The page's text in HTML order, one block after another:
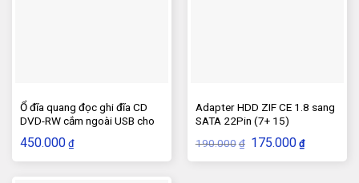
Ổ đĩa quang đọc ghi đĩa CD
DVD-RW cắm ngoài USB cho
450.000 ₫
Adapter HDD ZIF CE 1.8 sang
SATA 22Pin (7+ 15)
190.000 ₫ Giá
gốc
là:
175.000 ₫Giá
hiện
tại